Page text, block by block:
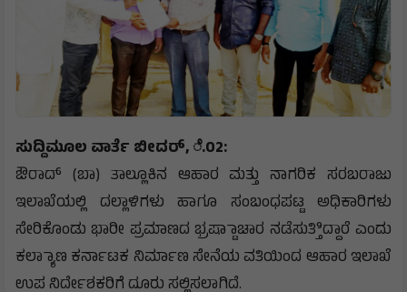
ಸುದ್ದಿಮೂಲ ವಾರ್ತೆ ಬೀದರ್, ೆ.02:
ಔರಾದ್ (ಬಾ) ತಾಲ್ಲೂಕಿನ ಆಹಾರ ಮತ್ತು ನಾಗರಿಕ ಸರಬರಾಜು
ಇಲಾಖೆಯಲ್ಲಿ ದಲ್ಲಾಳಿಗಳು ಹಾಗೂ ಸಂಬಂಧಪಟ್ಟ ಅಧಿಕಾರಿಗಳು
ಸೇರಿಕೊಂಡು ಭಾರೀ ಪ್ರಮಾಣದ ಭ್ರಷ್ಟಾಾಚಾರ ನಡೆಸುತ್ತಿಿದ್ದಾರೆ ಎಂದು
ಕಲ್ಯಾಾಣ ಕರ್ನಾಟಕ ನಿರ್ಮಾಣ ಸೇನೆಯ ವತಿಯಿಂದ ಆಹಾರ ಇಲಾಖೆ
ಉಪ ನಿರ್ದೇಶಕರಿಗೆ ದೂರು ಸಲ್ಲಿಸಲಾಗಿದೆ.